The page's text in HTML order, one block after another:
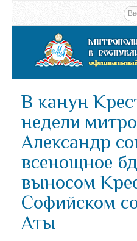
В канун
недели
Александр
всенощное
выносом
Софийском
Аты